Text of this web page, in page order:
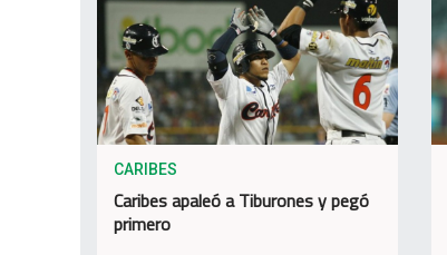
CARIBES
Caribes apaleó a Tiburones y pegó
primero